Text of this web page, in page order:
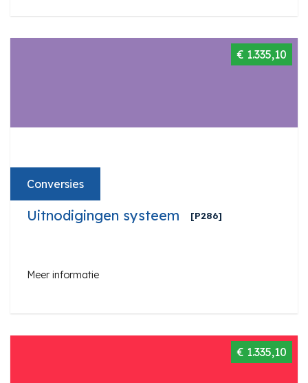
€ 1.335,10
Conversies
Uitnodigingen systeem [P286]
Meer informatie
€ 1.335,10